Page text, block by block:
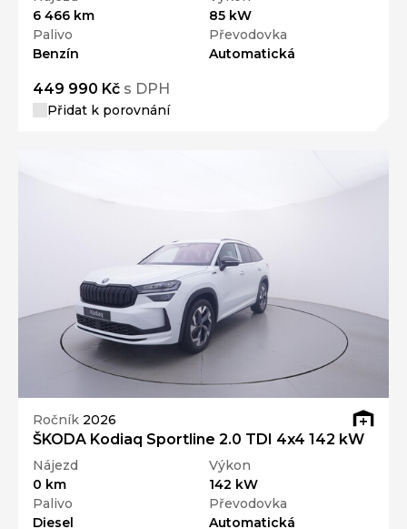
6 466 km
85 kW
Palivo
Benzín
Převodovka
Automatická
449 990 Kč s DPH
Přidat k porovnání
Ročník 2026
ŠKODA Kodiaq Sportline 2.0 TDI 4x4 142 kW
Nájezd
0 km
Výkon
142 kW
Palivo
Diesel
Převodovka
Automatická